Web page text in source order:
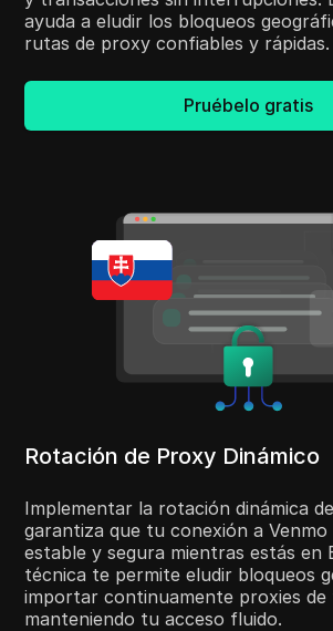
ayuda a eludir los bloqueos
rutas de proxy confiables y rápidas.
Pruébelo gratis
Rotación de Proxy Dinámico
Implementar la rotación dinámica
garantiza que tu conexión a Venmo
estable y segura mientras estás en
técnica te permite eludir bloqueos
importar continuamente proxies de
manteniendo tu acceso fluido.